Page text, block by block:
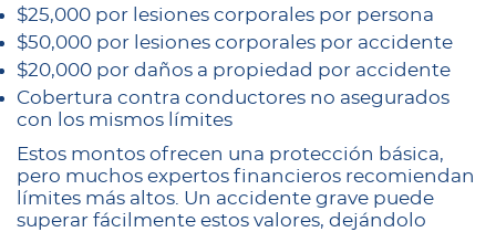
$25,000 por lesiones corporales por persona
$50,000 por lesiones corporales por accidente
$20,000 por daños a propiedad por accidente
Cobertura contra conductores no asegurados
con los mismos límites
Estos montos ofrecen una protección básica,
pero muchos expertos financieros recomiendan
límites más altos. Un accidente grave puede
superar fácilmente estos valores, dejándolo